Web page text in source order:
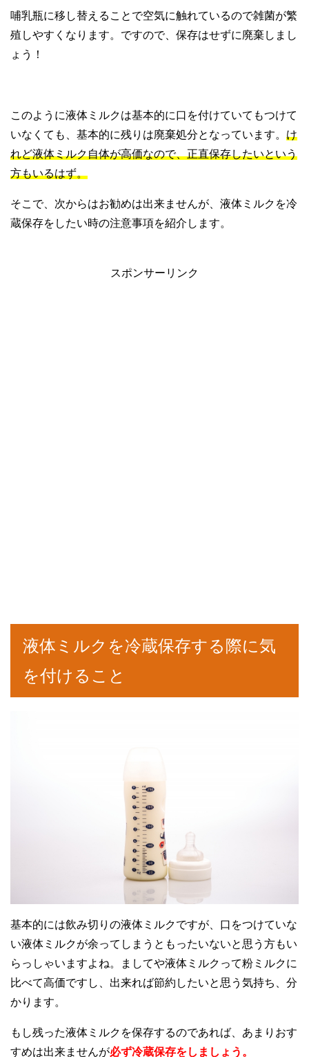
哺乳瓶に移し替えることで空気に触れているので雑菌が繁
殖しやすくなります。ですので、保存はせずに廃棄しまし
ょう！
このように液体ミルクは基本的に口を付けていてもつけて
いなくても、基本的に残りは廃棄処分となっています。 け
れど液体ミルク自体が高価なので、正直保存したいという
方もいるはず。
そこで、次からはお勧めは出来ませんが、液体ミルクを冷
蔵保存をしたい時の注意事項を紹介します。
スポンサーリンク
液体ミルクを冷蔵保存する際に気
を付けること
基本的には飲み切りの液体ミルクですが、口をつけていな
い液体ミルクが余ってしまうともったいないと思う方もい
らっしゃいますよね。ましてや液体ミルクって粉ミルクに
比べて高価ですし、出来れば節約したいと思う気持ち、分
かります。
もし残った液体ミルクを保存するのであれば、あまりおす
すめは出来ませんが必ず冷蔵保存をしましょう。